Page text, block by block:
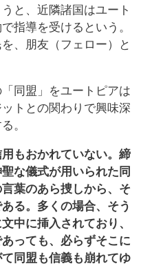
と、近隣諸国はユート
指導を受けるという。
、朋友（フェロー）と
同盟」をユートピアは
トとの関わりで興味深
。
もおかれていない。締
な儀式が用いられた同
葉のあら捜しから、そ
る。多くの場合、そう
中に挿入されており、
っても、必らずそこに
同盟も信義も崩れてゆ